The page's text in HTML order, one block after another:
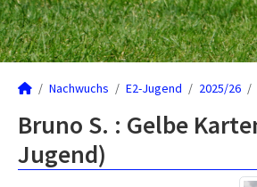
Nachwuchs E2-Jugend 2025/26
Bruno S. : Gelbe
Jugend)